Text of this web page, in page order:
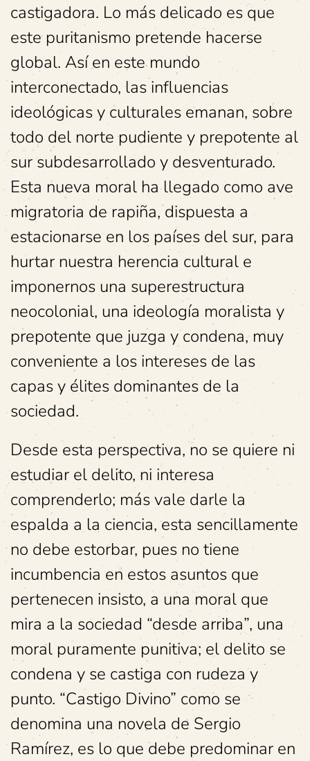
castigadora. Lo más delicado es que
este puritanismo pretende hacerse
global. Así en este mundo
interconectado, las influencias
ideológicas y culturales emanan, sobre
todo del norte pudiente y prepotente al
sur subdesarrollado y desventurado.
Esta nueva moral ha llegado como ave
migratoria de rapiña, dispuesta a
estacionarse en los países del sur, para
hurtar nuestra herencia cultural e
imponernos una superestructura
neocolonial, una ideología moralista y
prepotente que juzga y condena, muy
conveniente a los intereses de las
capas y élites dominantes de la
sociedad.
Desde esta perspectiva, no se quiere ni
estudiar el delito, ni interesa
comprenderlo; más vale darle la
espalda a la ciencia, esta sencillamente
no debe estorbar, pues no tiene
incumbencia en estos asuntos que
pertenecen insisto, a una moral que
mira a la sociedad “desde arriba”, una
moral puramente punitiva; el delito se
condena y se castiga con rudeza y
punto. “Castigo Divino” como se
denomina una novela de Sergio
Ramírez, es lo que debe predominar en